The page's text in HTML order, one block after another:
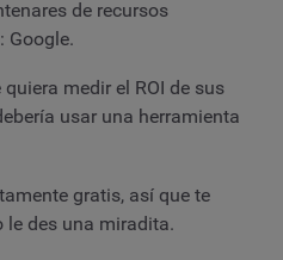
de recursos
Google.
medir el ROI de sus
usar una herramienta
gratis, así que te
le des una miradita.